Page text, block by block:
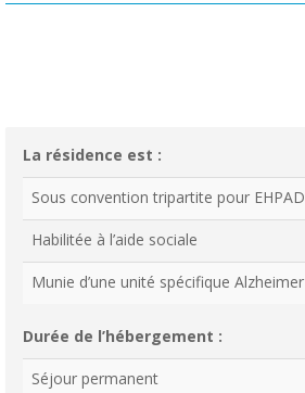
La résidence est :
Sous convention tripartite pour EHPAD
Habilitée à l’aide sociale
Munie d’une unité spécifique Alzheimer
Durée de l’hébergement :
Séjour permanent